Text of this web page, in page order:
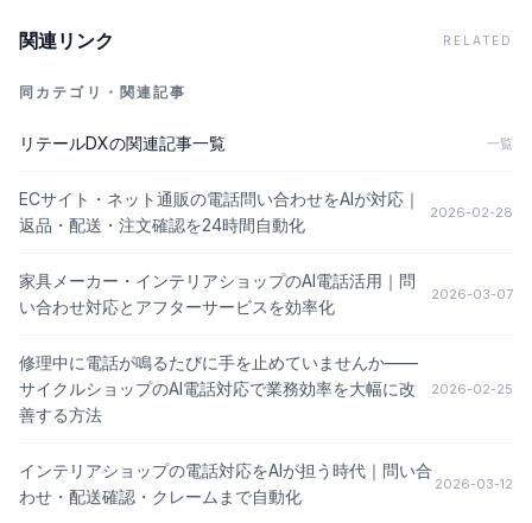
関連リンク RELATED
同カテゴリ・関連記事
リテールDXの関連記事一覧 一覧
ECサイト・ネット通販の電話問い合わせをAIが対応｜
返品・配送・注文確認を24時間自動化
2026-02-28
家具メーカー・インテリアショップのAI電話活用｜問
い合わせ対応とアフターサービスを効率化
2026-03-07
修理中に電話が鳴るたびに手を止めていませんか——
サイクルショップのAI電話対応で業務効率を大幅に改
善する方法
2026-02-25
インテリアショップの電話対応をAIが担う時代｜問い合
わせ・配送確認・クレームまで自動化
2026-03-12